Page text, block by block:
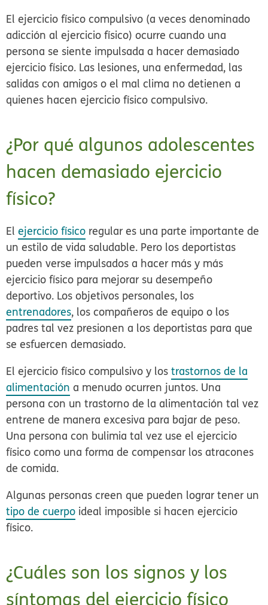
El ejercicio físico compulsivo (a veces denominado
adicción al ejercicio físico) ocurre cuando una
persona se siente impulsada a hacer demasiado
ejercicio físico. Las lesiones, una enfermedad, las
salidas con amigos o el mal clima no detienen a
quienes hacen ejercicio físico compulsivo.
¿Por qué algunos adolescentes
hacen demasiado ejercicio
físico?
Elejercicio físico regular es una parte importante de
un estilo de vida saludable. Pero los deportistas
pueden verse impulsados a hacer más y más
ejercicio físico para mejorar su desempeño
deportivo. Los objetivos personales, los
entrenadores, los compañeros de equipo o los
padres tal vez presionen a los deportistas para que
se esfuercen demasiado.
El ejercicio físico compulsivo y lostrastornos de la
alimentación a menudo ocurren juntos. Una
persona con un trastorno de la alimentación tal vez
entrene de manera excesiva para bajar de peso.
Una persona con bulimia tal vez use el ejercicio
físico como una forma de compensar los atracones
de comida.
Algunas personas creen que pueden lograr tener un
tipo de cuerpo ideal imposible si hacen ejercicio
físico.
¿Cuáles son los signos y los
síntomas del ejercicio físico